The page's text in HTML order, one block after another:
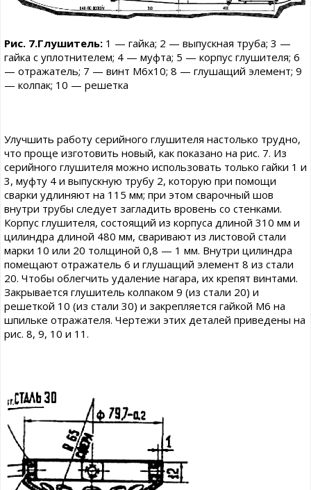
Рис. 7.Глушитель: 1 — гайка; 2 — выпускная труба; 3 —
гайка с уплотнителем; 4 — муфта; 5 — корпус глушителя; 6
— отражатель; 7 — винт М6x10; 8 — глушащий элемент; 9
— колпак; 10 — решетка
Улучшить работу серийного глушителя настолько трудно,
что проще изготовить новый, как показано на рис. 7. Из
серийного глушителя можно использовать только гайки 1 и
3, муфту 4 и выпускную трубу 2, которую при помощи
сварки удлиняют на 115 мм; при этом сварочный шов
внутри трубы следует загладить вровень со стенками.
Корпус глушителя, состоящий из корпуса длиной 310 мм и
цилиндра длиной 480 мм, сваривают из листовой стали
марки 10 или 20 толщиной 0,8 — 1 мм. Внутри цилиндра
помещают отражатель 6 и глушащий элемент 8 из стали
20. Чтобы облегчить удаление нагара, их крепят винтами.
Закрывается глушитель колпаком 9 (из стали 20) и
решеткой 10 (из стали 30) и закрепляется гайкой М6 на
шпильке отражателя. Чертежи этих деталей приведены на
рис. 8, 9, 10 и 11.